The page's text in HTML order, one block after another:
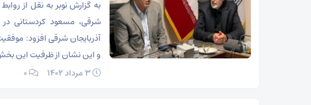
به گزارش نوبر به نقل از
شرقی، مسعود کردستانی
آذربایجان شرقی افزود:
و این نشان از ظرفیت این
۰